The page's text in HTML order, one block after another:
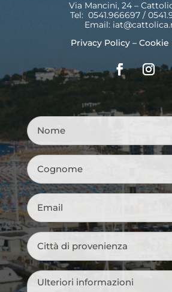
Via Mancini, 24 –
Tel: 0541.966697 /
Email:
Privacy Policy –Cookie
Nome
Cognome
Email *
Città
di
provenienza*
Messaggio*